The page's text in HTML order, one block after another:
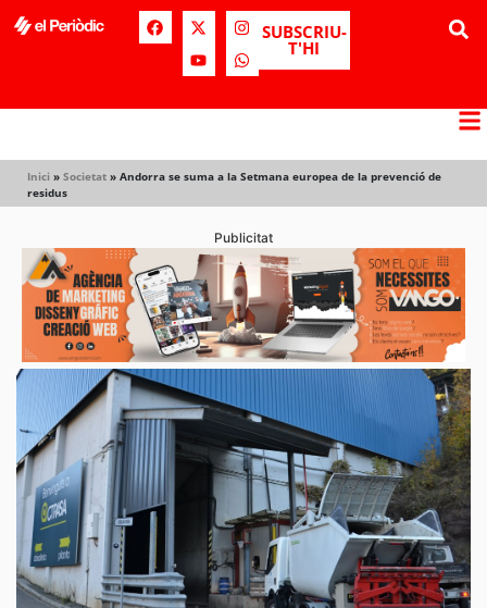
SUBSCRIU-
T'HI
Inici » Societat » Andorra se suma a la Setmana europea de la prevenció de
residus
Publicitat